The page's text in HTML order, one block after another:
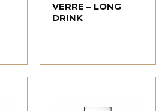
VERRE – LONG
DRINK